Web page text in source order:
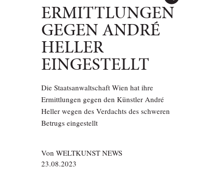
ERMITTLUNGEN
GEGEN ANDRÉ
HELLER
EINGESTELLT
Die Staatsanwaltschaft Wien hat ihre
Ermittlungen gegen den Künstler André
Heller wegen des Verdachts des schweren
Betrugs eingestellt
Von WELTKUNST NEWS
23.08.2023